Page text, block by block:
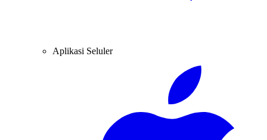
Aplikasi Seluler